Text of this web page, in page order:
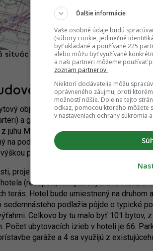
situácia. Zdroj: Immocap, Wood &
objekt s vybavenosťou Millhaus“
a garni hotelom, ktorý bude mať
juhu Mlynskými nivami, zo severnej a
podzemnú garáž komplexu BBC V.
pripomínať The Mill.
projekt bude mať v prevažnej miere
(recepcia, raňajkáreň) a dve menšie
terás. Hotel bude umiestnený na druhom
sedemnásteho podlažia pôjde o typické
Celkovo by tu malo byť 101 bytov,
Počet ubytovacích izieb v hoteli je 66.
garáže a 4 sa využijú z
Ďalšie informácie
Vaše osobné údaje budú
(súbory cookie, jedinečné
byť ukladané a používané 225
alebo môžu byť využívané
a naši partneri môžeme používať
zoznam partnerov.
Niektorí dodávatelia môžu
oprávneného záujmu, proti
možností nižšie. Dole na tejto
odkaz, pomocou ktorého môžete
v nastaveniach ochrany súkromia